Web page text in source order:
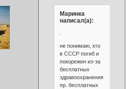
Маринка
написал(а):
не понимаю, кто
в СССР погиб и
покорежен из-за
бесплатных
пр. бесплатных